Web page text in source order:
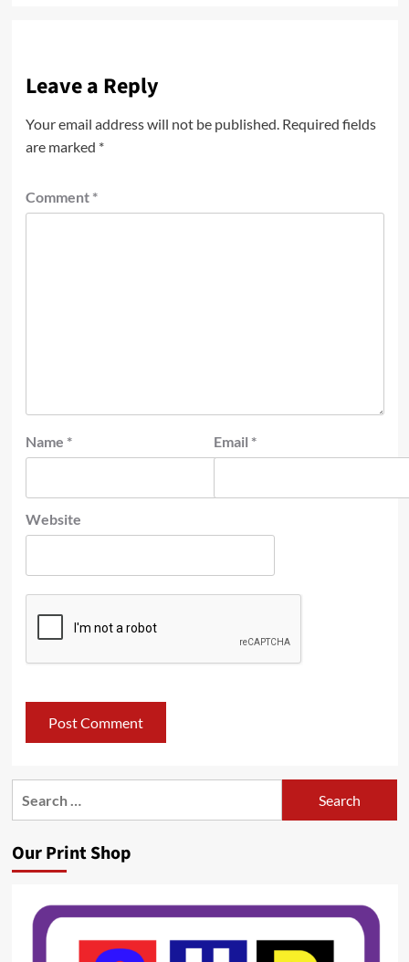
Leave a Reply
Your email address will not be published. Required fields
are marked *
Comment *
Name * Email *
Website
Our Print Shop